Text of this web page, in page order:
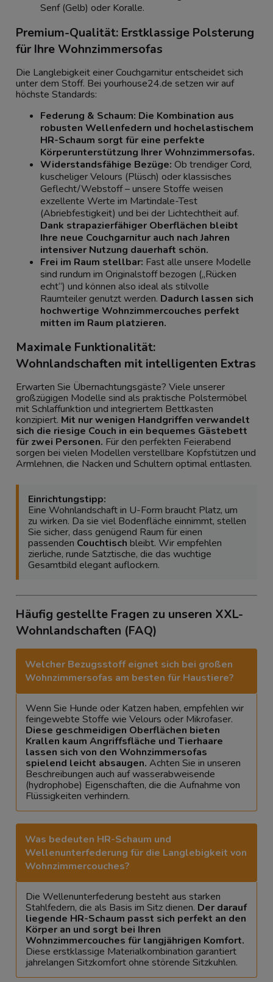
Senf (Gelb) oder Koralle.
Premium-Qualität: Erstklassige Polsterung
für Ihre Wohnzimmersofas
Die Langlebigkeit einer Couchgarnitur entscheidet sich
unter dem Stoff. Bei yourhouse24.de setzen wir auf
höchste Standards:
Federung & Schaum: Die Kombination aus
robusten Wellenfedern und hochelastischem
HR-Schaum sorgt für eine perfekte
Körperunterstützung Ihrer Wohnzimmersofas.
Widerstandsfähige Bezüge: Ob trendiger Cord,
kuscheliger Velours (Plüsch) oder klassisches
Geflecht/Webstoff – unsere Stoffe weisen
exzellente Werte im Martindale-Test
(Abriebfestigkeit) und bei der Lichtechtheit auf.
Dank strapazierfähiger Oberflächen bleibt
Ihre neue Couchgarnitur auch nach Jahren
intensiver Nutzung dauerhaft schön.
Frei im Raum stellbar: Fast alle unsere Modelle
sind rundum im Originalstoff bezogen („Rücken
echt“) und können also ideal als stilvolle
Raumteiler genutzt werden. Dadurch lassen sich
hochwertige Wohnzimmercouches perfekt
mitten im Raum platzieren.
Maximale Funktionalität:
Wohnlandschaften mit intelligenten Extras
Erwarten Sie Übernachtungsgäste? Viele unserer
großzügigen Modelle sind als praktische Polstermöbel
mit Schlaffunktion und integriertem Bettkasten
konzipiert. Mit nur wenigen Handgriffen verwandelt
sich die riesige Couch in ein bequemes Gästebett
für zwei Personen. Für den perfekten Feierabend
sorgen bei vielen Modellen verstellbare Kopfstützen und
Armlehnen, die Nacken und Schultern optimal entlasten.
Einrichtungstipp:
Eine Wohnlandschaft in U-Form braucht Platz, um
zu wirken. Da sie viel Bodenfläche einnimmt, stellen
Sie sicher, dass genügend Raum für einen
passenden Couchtisch bleibt. Wir empfehlen
zierliche, runde Satztische, die das wuchtige
Gesamtbild elegant auflockern.
Häufig gestellte Fragen zu unseren XXL-
Wohnlandschaften (FAQ)
Welcher Bezugsstoff eignet sich bei großen
Wohnzimmersofas am besten für Haustiere?
Wenn Sie Hunde oder Katzen haben, empfehlen wir
feingewebte Stoffe wie Velours oder Mikrofaser.
Diese geschmeidigen Oberflächen bieten
Krallen kaum Angriffsfläche und Tierhaare
lassen sich von den Wohnzimmersofas
spielend leicht absaugen. Achten Sie in unseren
Beschreibungen auch auf wasserabweisende
(hydrophobe) Eigenschaften, die die Aufnahme von
Flüssigkeiten verhindern.
Was bedeuten HR-Schaum und
Wellenunterfederung für die Langlebigkeit von
Wohnzimmercouches?
Die Wellenunterfederung besteht aus starken
Stahlfedern, die als Basis im Sitz dienen. Der darauf
liegende HR-Schaum passt sich perfekt an den
Körper an und sorgt bei Ihren
Wohnzimmercouches für langjährigen Komfort.
Diese erstklassige Materialkombination garantiert
jahrelangen Sitzkomfort ohne störende Sitzkuhlen.